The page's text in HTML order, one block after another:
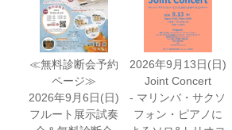
≪無料診断会予約
ページ≫
2026年9月6日(日)
フルート展示試奏
2026年9月13日(日)
Joint Concert
- マリンバ・サクソ
フォン・ピアノに